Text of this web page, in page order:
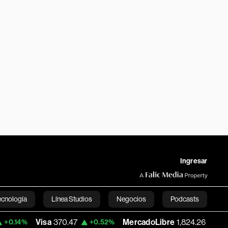
Ingresar
Línea Studios Negocios Podcasts
English
Visa 370.47 +0.52% MercadoLibre 1,824.26 -5.23%